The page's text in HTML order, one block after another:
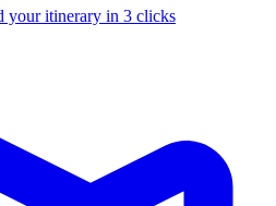
your itinerary in 3 clicks